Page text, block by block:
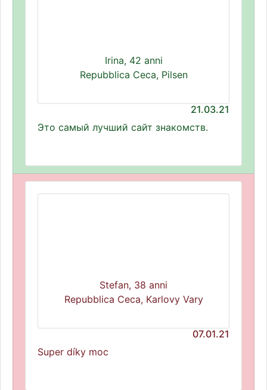
Irina, 42 anni
Repubblica Ceca, Pilsen
21.03.21
Это самый лучший сайт знакомств.
Stefan, 38 anni
Repubblica Ceca, Karlovy Vary
07.01.21
Super díky moc